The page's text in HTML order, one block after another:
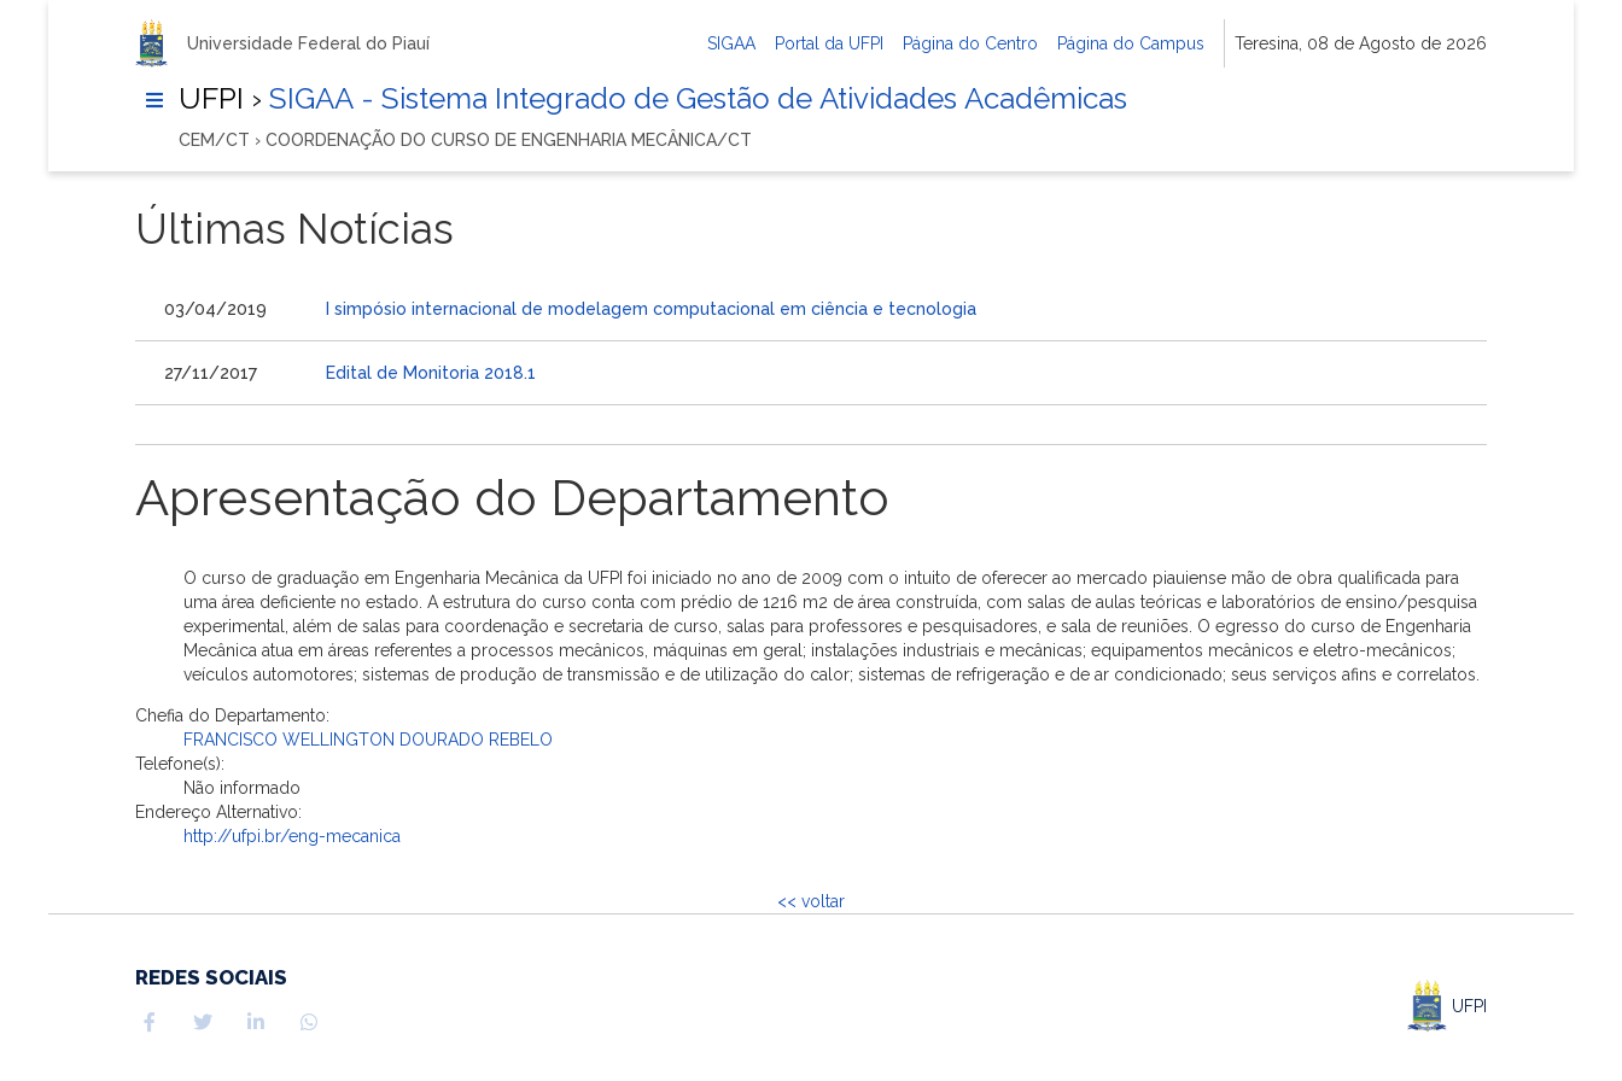
Universidade Federal do Piauí SIGAA Portal da UFPI Página do Centro Página do Campus Teresina, 08 de Agosto de 2026
UFPI › SIGAA - Sistema Integrado de Gestão de Atividades Acadêmicas
CEM/CT › COORDENAÇÃO DO CURSO DE ENGENHARIA MECÂNICA/CT
Últimas Notícias
03/04/2019 I simpósio internacional de modelagem computacional em ciência e tecnologia
27/11/2017 Edital de Monitoria 2018.1
Apresentação do Departamento
O curso de graduação em Engenharia Mecânica da UFPI foi iniciado no ano de 2009 com o intuito de oferecer ao mercado piauiense mão de obra qualificada para
uma área deficiente no estado. A estrutura do curso conta com prédio de 1216 m2 de área construída, com salas de aulas teóricas e laboratórios de ensino/pesquisa
experimental, além de salas para coordenação e secretaria de curso, salas para professores e pesquisadores, e sala de reuniões. O egresso do curso de Engenharia
Mecânica atua em áreas referentes a processos mecânicos, máquinas em geral; instalações industriais e mecânicas; equipamentos mecânicos e eletro-mecânicos;
veículos automotores; sistemas de produção de transmissão e de utilização do calor; sistemas de refrigeração e de ar condicionado; seus serviços afins e correlatos.
Chefia do Departamento:
FRANCISCO WELLINGTON DOURADO REBELO
Telefone(s):
Não informado
Endereço Alternativo:
http://ufpi.br/eng-mecanica
<< voltar
REDES SOCIAIS
UFPI